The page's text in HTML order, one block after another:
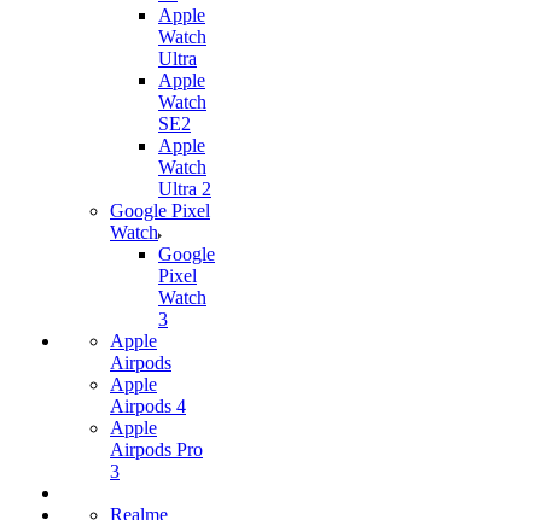
Apple
Watch
Ultra
Apple
Watch
SE2
Apple
Watch
Ultra 2
Google Pixel
Watch
Google
Pixel
Watch
3
Apple
Airpods
Apple
Airpods 4
Apple
Airpods Pro
3
Realme